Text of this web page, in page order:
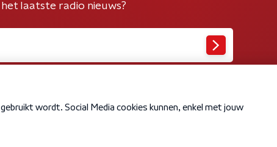
laatste radio nieuws?